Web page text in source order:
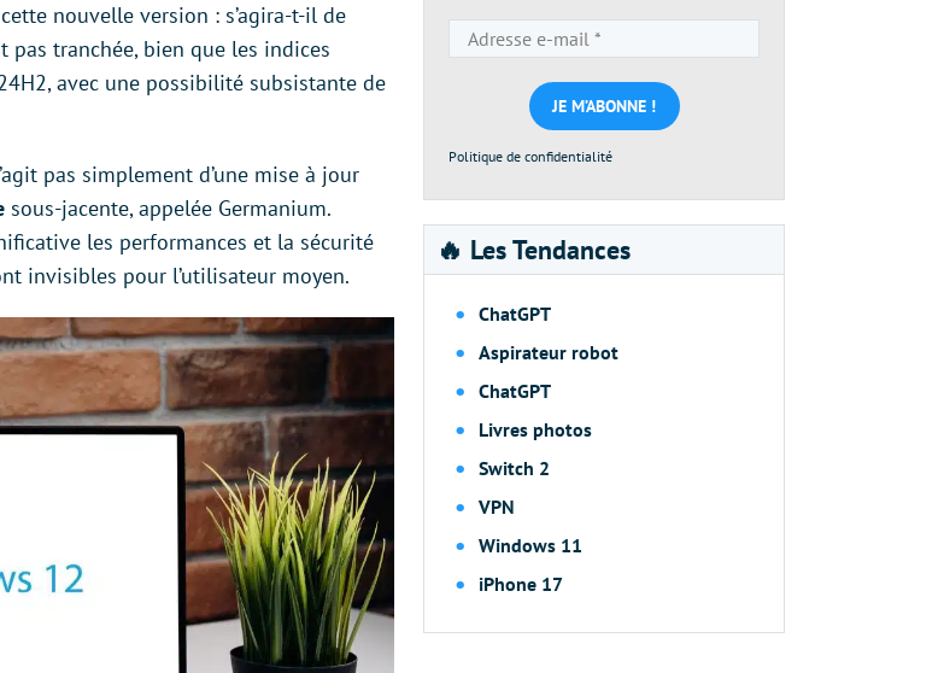
nouvelle version : s’agira-t-il de
pas tranchée, bien que les indices
avec une possibilité subsistante de
pas simplement d’une mise à jour
sous-jacente, appelée Germanium.
les performances et la sécurité
invisibles pour l’utilisateur moyen.
e-
mail
*
Politique de confidentialité
🔥 Les Tendances
ChatGPT
Aspirateur robot
ChatGPT
Livres photos
Switch 2
VPN
Windows 11
iPhone 17